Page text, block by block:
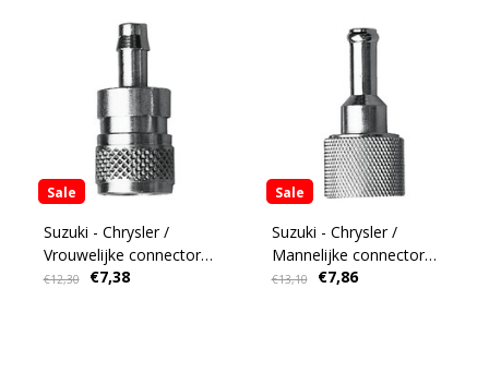
Sale
Suzuki - Chrysler /
Vrouwelijke connector
voor motor
€12,30 €7,38
Sale
Suzuki - Chrysler /
Mannelijke connector
voor brandstoftank
€13,10 €7,86